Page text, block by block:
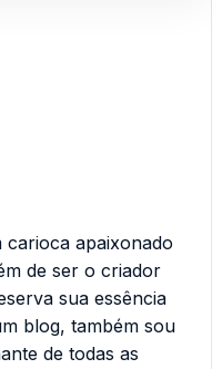
carioca apaixonado
de ser o criador
sua essência
blog, também sou
de todas as